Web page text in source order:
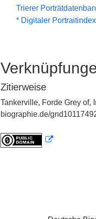
Trierer
* Digitaler Portraitindex
Zitierweise
Tankerville, Forde Grey of,
biographie.de/